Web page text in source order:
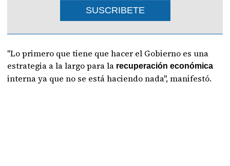
SUSCRIBETE
"Lo primero que tiene que hacer el Gobierno es una
estrategia a la largo para la recuperación económica
interna ya que no se está haciendo nada", manifestó.